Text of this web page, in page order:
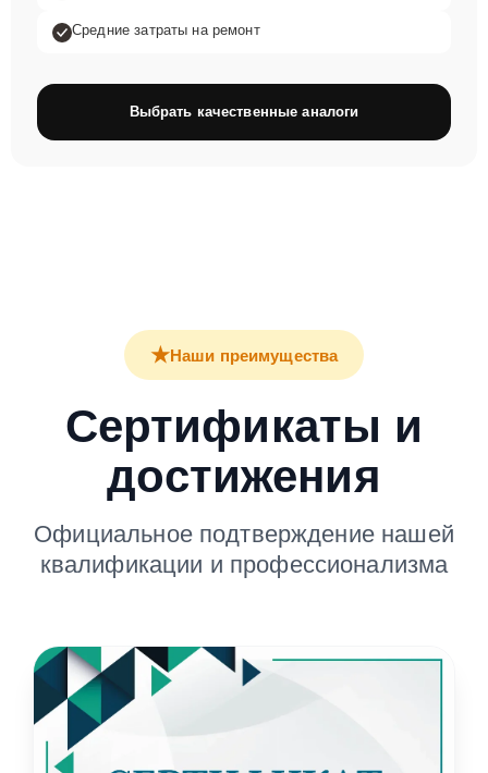
Средние затраты на ремонт
Выбрать качественные аналоги
★Наши преимущества
Сертификаты и
достижения
Официальное подтверждение нашей
квалификации и профессионализма